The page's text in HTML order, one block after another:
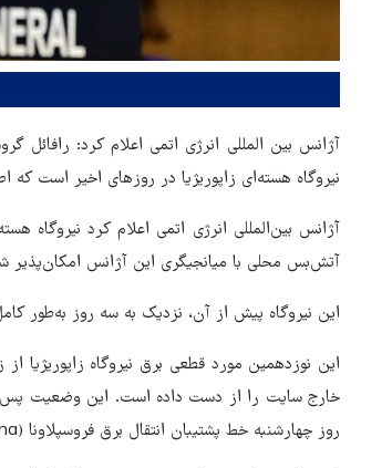
آژانس بین المللی انرژی اتمی اعلام کرد:
نیروگاه هسته‌ای زاپوریژیا در روزهای اخیر است
آژانس بین‌المللی انرژی اتمی اعلام کرد نیروگاه
آتش‌بس محلی با میانجیگری این آژانس
این نیروگاه پیش از آن، نزدیک به سه روز به‌طور
این نوزدهمین مورد قطعی برق نیروگاه زاپوریژیا
خارج سایت را از دست داده است. این وضعیت پس
روز چهارشنبه خط پشتیبان انتقال برق فروسپلاونا (Ferosplavna) را از مدار خارج کرد.